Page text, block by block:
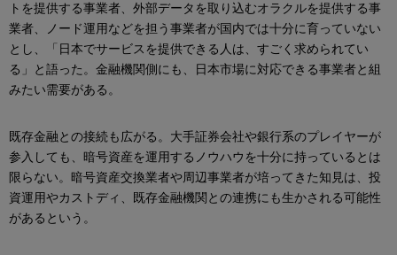
トを提供する事業者、外部データを取り込むオラクルを提供する事
業者、ノード運用などを担う事業者が国内では十分に育っていない
とし、「日本でサービスを提供できる人は、すごく求められてい
る」と語った。金融機関側にも、日本市場に対応できる事業者と組
みたい需要がある。
既存金融との接続も広がる。大手証券会社や銀行系のプレイヤーが
参入しても、暗号資産を運用するノウハウを十分に持っているとは
限らない。暗号資産交換業者や周辺事業者が培ってきた知見は、投
資運用やカストディ、既存金融機関との連携にも生かされる可能性
があるという。